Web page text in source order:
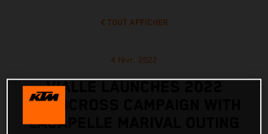
TOUT AFFICHER
4 févr. 2022
VIALLE LAUNCHES 2022
MOTOCROSS CAMPAIGN WITH
LACAPELLE MARIVAL OUTING